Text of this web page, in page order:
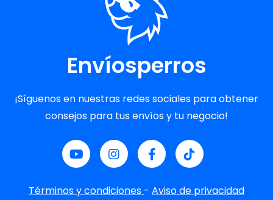
Envíosperros
¡Síguenos en nuestras redes sociales para obtener
consejos para tus envíos y tu negocio!
Términos y condiciones - Aviso de privacidad